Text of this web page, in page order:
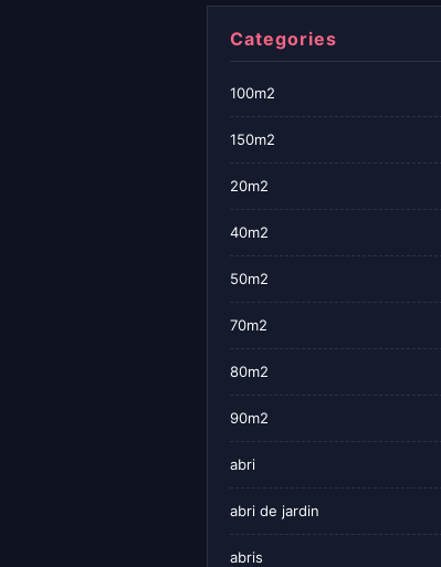
Categories
100m2
150m2
20m2
40m2
50m2
70m2
80m2
90m2
abri
abri de jardin
abris